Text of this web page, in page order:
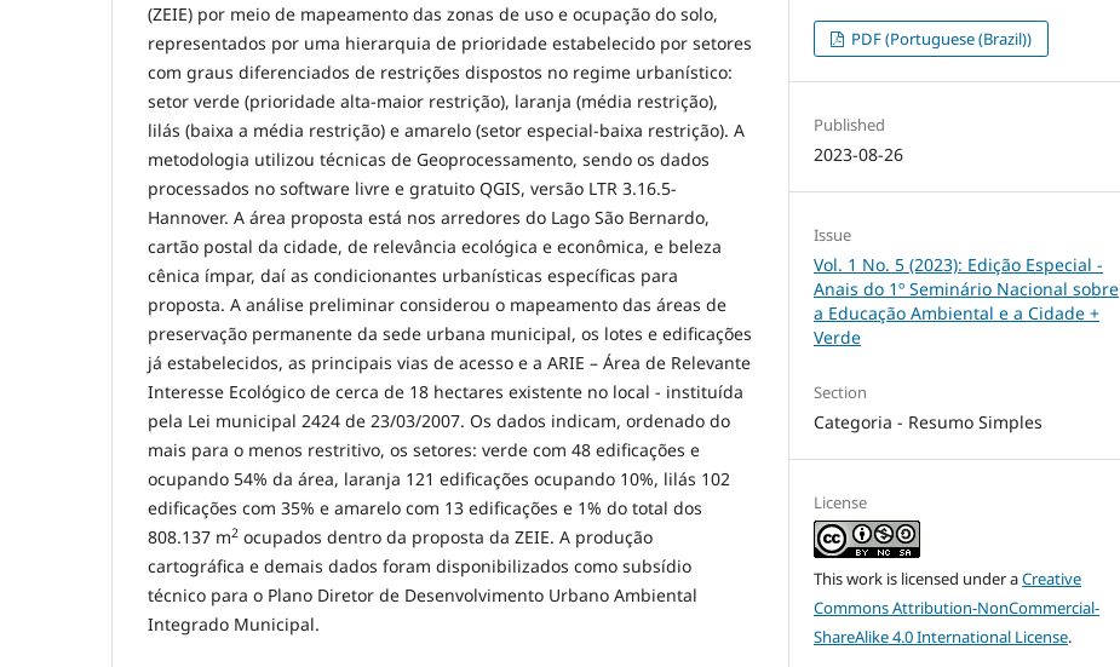
(ZEIE) por meio de mapeamento das zonas de uso e ocupação do solo,
representados por uma hierarquia de prioridade estabelecido por setores
com graus diferenciados de restrições dispostos no regime urbanístico:
setor verde (prioridade alta-maior restrição), laranja (média restrição),
lilás (baixa a média restrição) e amarelo (setor especial-baixa restrição). A
metodologia utilizou técnicas de Geoprocessamento, sendo os dados
processados no software livre e gratuito QGIS, versão LTR 3.16.5-
Hannover. A área proposta está nos arredores do Lago São Bernardo,
cartão postal da cidade, de relevância ecológica e econômica, e beleza
cênica ímpar, daí as condicionantes urbanísticas específicas para
proposta. A análise preliminar considerou o mapeamento das áreas de
preservação permanente da sede urbana municipal, os lotes e edificações
já estabelecidos, as principais vias de acesso e a ARIE – Área de Relevante
Interesse Ecológico de cerca de 18 hectares existente no local - instituída
pela Lei municipal 2424 de 23/03/2007. Os dados indicam, ordenado do
mais para o menos restritivo, os setores: verde com 48 edificações e
ocupando 54% da área, laranja 121 edificações ocupando 10%, lilás 102
edificações com 35% e amarelo com 13 edificações e 1% do total dos
808.137 m2 ocupados dentro da proposta da ZEIE. A produção
cartográfica e demais dados foram disponibilizados como subsídio
técnico para o Plano Diretor de Desenvolvimento Urbano Ambiental
Integrado Municipal.
PDF (Portuguese (Brazil))
Published
2023-08-26
Issue
Vol. 1 No. 5 (2023): Edição Especial -
Anais do 1º Seminário Nacional sobre
a Educação Ambiental e a Cidade +
Verde
Section
Categoria - Resumo Simples
License
This work is licensed under aCreative
Commons Attribution-NonCommercial-
ShareAlike 4.0 International License.